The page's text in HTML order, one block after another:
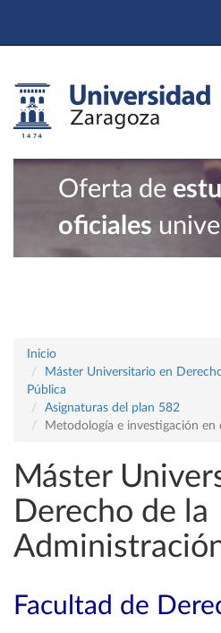
Oferta de
oficiales
Inicio
Máster Universitario en
Pública
Asignaturas del plan 582
Metodología e investigación en
Máster
Derecho de la
Facultad de